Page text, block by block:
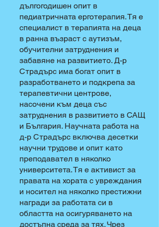
дългогодишен опит в
педиатричната ерготерапия. Тя е
специалист в терапията на деца
в ранна възраст с аутизъм,
обучителни затруднения и
забавяне на развитието. Д-р
Стрaдърс има богат опит в
разработването и подкрепа за
терапевтични центрове,
насочени към деца със
затруднения в развитието в САЩ
и България. Научната работа на
д-р Стрaдърс включва десетки
научни трудове и опит като
преподавател в няколко
университета. Тя е активист за
правата на хората с увреждания
и носител на няколко престижни
награди за работата си в
областта на осигуряването на
достъпна среда за тях. Чрез